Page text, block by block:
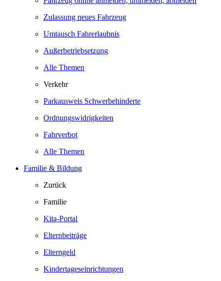
Zulassung neues Fahrzeug
Umtausch Fahrerlaubnis
Außerbetriebsetzung
Alle Themen
Verkehr
Parkausweis Schwerbehinderte
Ordnungswidrigkeiten
Fahrverbot
Alle Themen
Familie & Bildung
Zurück
Familie
Kita-Portal
Elternbeiträge
Elterngeld
Kindertageseinrichtungen